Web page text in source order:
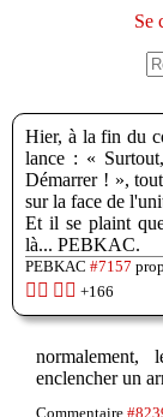
Se
Hier, à la fin du
lance : «
Démarrer ! »,
sur la face de
Et il se plaint
là... PEBKAC.
PEBKAC #7157
👍🏽 👎🏽 +166
enclencher un
Commentaire